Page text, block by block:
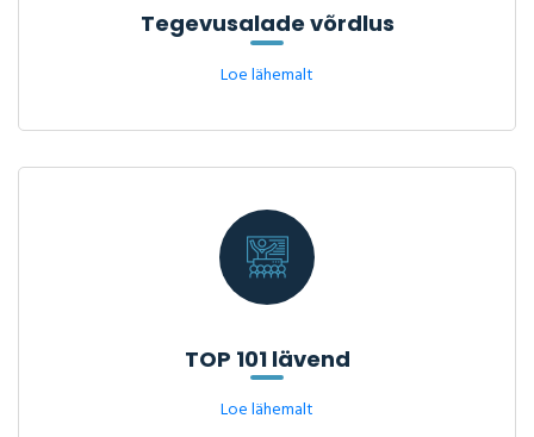
Tegevusalade võrdlus
Loe lähemalt
TOP 101 lävend
Loe lähemalt